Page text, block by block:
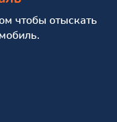
чтобы отыскать